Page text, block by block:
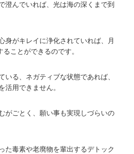
澄んでいれば、光は海の深くまで到
身がキレイに浄化されていれば、月
ことができるのです。
いる、ネガティブな状態であれば、
活用できません。
がごとく、願い事も実現しづらいの
た毒素や老廃物を輩出するデトック